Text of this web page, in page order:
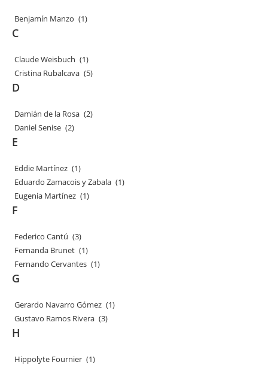
Benjamín Manzo (1)
C
Claude Weisbuch (1)
Cristina Rubalcava (5)
D
Damián de la Rosa (2)
Daniel Senise (2)
E
Eddie Martínez (1)
Eduardo Zamacois y Zabala (1)
Eugenia Martínez (1)
F
Federico Cantú (3)
Fernanda Brunet (1)
Fernando Cervantes (1)
G
Gerardo Navarro Gómez (1)
Gustavo Ramos Rivera (3)
H
Hippolyte Fournier (1)